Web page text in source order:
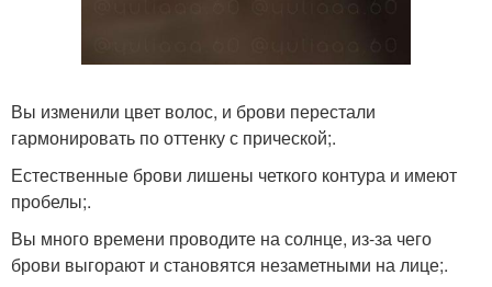
Вы изменили цвет волос, и брови перестали
гармонировать по оттенку с прической;.
Естественные брови лишены четкого контура и имеют
пробелы;.
Вы много времени проводите на солнце, из-за чего
брови выгорают и становятся незаметными на лице;.